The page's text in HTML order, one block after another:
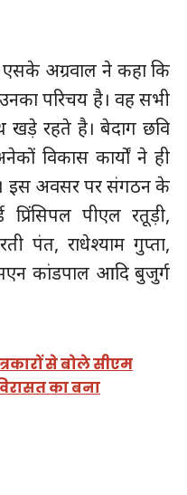
अग्रवाल ने कहा कि
उनका परिचय है। वह सभी
रहते है। बेदाग छवि
विकास कार्यों ने ही
इस अवसर पर संगठन के
प्रिंसिपल पीएल रतूड़ी,
पंत, राधेश्याम गुप्ता,
कांडपाल आदि बुजुर्ग
से बोले सीएम
का बना